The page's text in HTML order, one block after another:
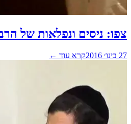
צפו: ניסים ונפלאות של
27 בינו׳ 2016 קרא עוד ←